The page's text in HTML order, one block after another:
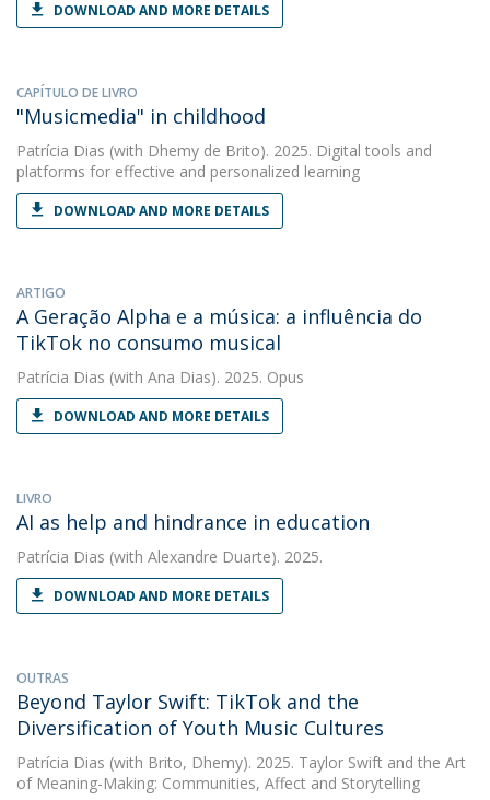
DOWNLOAD AND MORE DETAILS
CAPÍTULO DE LIVRO
"Musicmedia" in childhood
Patrícia Dias (with Dhemy de Brito). 2025. Digital tools and
platforms for effective and personalized learning
DOWNLOAD AND MORE DETAILS
ARTIGO
A Geração Alpha e a música: a influência do
TikTok no consumo musical
Patrícia Dias (with Ana Dias). 2025. Opus
DOWNLOAD AND MORE DETAILS
LIVRO
AI as help and hindrance in education
Patrícia Dias (with Alexandre Duarte). 2025.
DOWNLOAD AND MORE DETAILS
OUTRAS
Beyond Taylor Swift: TikTok and the
Diversification of Youth Music Cultures
Patrícia Dias (with Brito, Dhemy). 2025. Taylor Swift and the Art
of Meaning-Making: Communities, Affect and Storytelling